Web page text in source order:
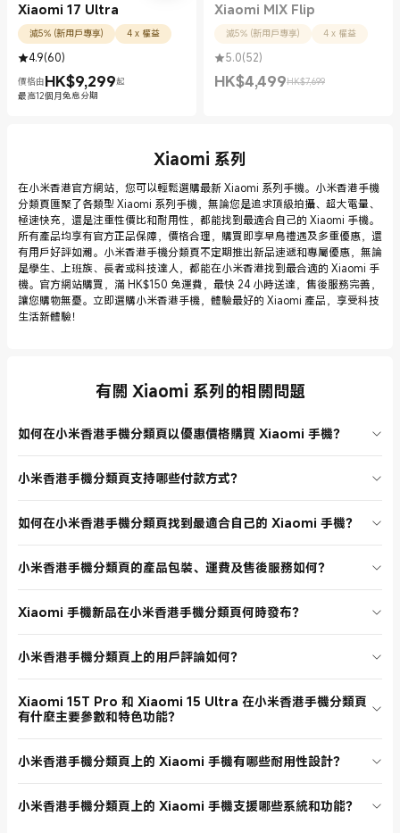
Xiaomi 17 Ultra
減5% (新用戶專享) 4 x 權益
4.9(60)
價格由HK$9,299
現價 HK$9299.00
起
最高12個月免息分期
Xiaomi MIX Flip
減5% (新用戶專享) 4 x 權益
5.0(52)
HK$4,499
現價 HK$4499.00HK$7,699
市場價格 HK$7,699
Xiaomi 系列
在小米香港官方網站，您可以輕鬆選購最新 Xiaomi 系列手機。小米香港手機
分類頁匯聚了各類型 Xiaomi 系列手機，無論您是追求頂級拍攝、超大電量、
極速快充，還是注重性價比和耐用性，都能找到最適合自己的 Xiaomi 手機。
所有產品均享有官方正品保障，價格合理，購買即享早鳥禮遇及多重優惠，還
有用戶好評如潮。小米香港手機分類頁不定期推出新品速遞和專屬優惠，無論
是學生、上班族、長者或科技達人，都能在小米香港找到最合適的 Xiaomi 手
機。官方網站購買，滿 HK$150 免運費，最快 24 小時送達，售後服務完善，
讓您購物無憂。立即選購小米香港手機，體驗最好的 Xiaomi 產品，享受科技
生活新體驗！
有關 Xiaomi 系列的相關問題
如何在小米香港手機分類頁以優惠價格購買 Xiaomi 手機？
機券最高減 $200 等活動。購買 Xiaomi 手機時，留意分類頁上的促銷
手機。
小米香港手機分類頁支持哪些付款方式？
用卡、PayPal 等主流支付工具。結帳流程簡單安全，官方網站保障您的
如何在小米香港手機分類頁找到最適合自己的 Xiaomi 手機？
型等不同系列。您可根據需求篩選產品，查看詳細參數和用戶評論，選
小米香港手機分類頁的產品包裝、運費及售後服務如何？
裝嚴密，滿 HK$150 免運費，最快 24 小時送達。售後服務完善，支持
Xiaomi 手機新品在小米香港手機分類頁何時發布？
品速遞及早鳥禮遇。建議關注官方網站及分類頁，隨時掌握新品發布時
小米香港手機分類頁上的用戶評論如何？
賞產品的性價比、拍攝效果和耐用性。您可在分類頁查看真實用戶評
價，幫助您選擇最合適的 Xiaomi 手機。
Xiaomi 15T Pro 和 Xiaomi 15 Ultra 在小米香港手機分類頁
有什麼主要參數和特色功能？
9400+ 旗艦處理器，主打拍攝和性能。Xiaomi 15 Ultra 則擁有 Leica
小米香港手機分類頁上的 Xiaomi 手機有哪些耐用性設計？
2，具備 IP68 防水防塵等級，部分型號還有 Titan 級堅韌設計，防摔耐
小米香港手機分類頁上的 Xiaomi 手機支援哪些系統和功能？